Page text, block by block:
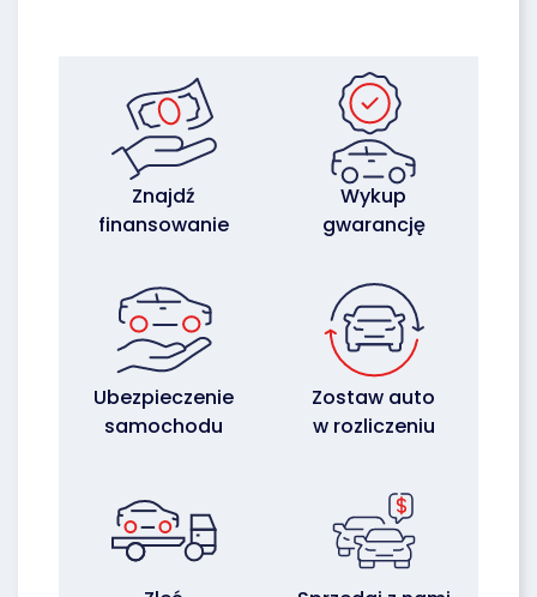
Znajdź
finansowanie
Wykup
gwarancję
Ubezpieczenie
samochodu
Zostaw auto
w rozliczeniu